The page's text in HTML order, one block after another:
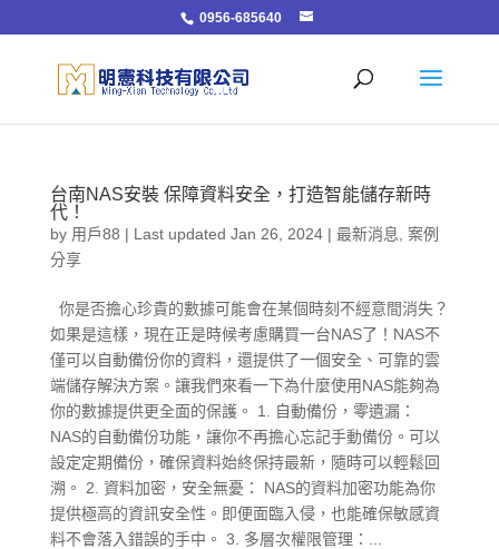
0956-685640
台南NAS安裝 保障資料安全，打造智能儲存新時
代！
by 用戶88 | Last updated Jan 26, 2024| 最新消息
案例
分享
你是否擔心珍貴的數據可能會在某個時刻不經意間消失？
如果是這樣，現在正是時候考慮購買一台NAS了！NAS不
僅可以自動備份你的資料，還提供了一個安全、可靠的雲
端儲存解決方案。讓我們來看一下為什麼使用NAS能夠為
你的數據提供更全面的保護。 1. 自動備份，零遺漏：
NAS的自動備份功能，讓你不再擔心忘記手動備份。可以
設定定期備份，確保資料始終保持最新，隨時可以輕鬆回
溯。 2. 資料加密，安全無憂： NAS的資料加密功能為你
提供極高的資訊安全性。即便面臨入侵，也能確保敏感資
料不會落入錯誤的手中。 3. 多層次權限管理：...